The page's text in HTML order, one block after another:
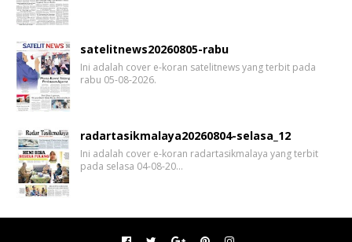
satelitnews20260805-rabu
Ini adalah cover e-koran satelitnews yang terbit pada
rabu 05-08-2026.
radartasikmalaya20260804-selasa_12
Ini adalah cover e-koran radartasikmalaya yang terbit
pada selasa 04-08-20…